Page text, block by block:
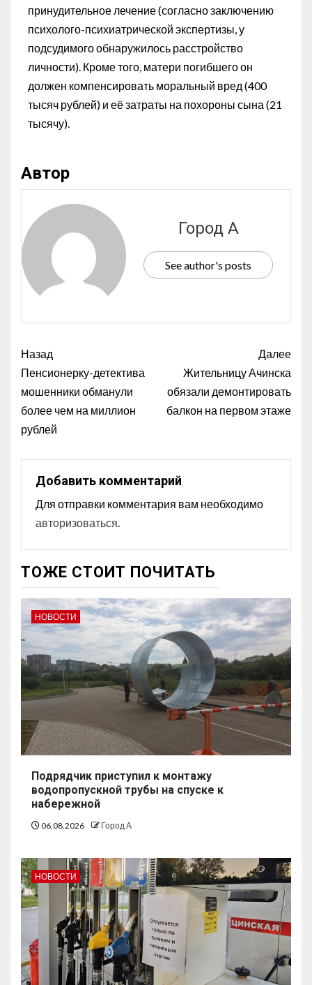
принудительное лечение (согласно заключению
психолого-психиатрической экспертизы, у
подсудимого обнаружилось расстройство
личности). Кроме того, матери погибшего он
должен компенсировать моральный вред (400
тысяч рублей) и её затраты на похороны сына (21
тысячу).
Автор
Город А
See author's posts
Назад
Пенсионерку-детектива
мошенники обманули
более чем на миллион
рублей
Далее
Жительницу Ачинска
обязали демонтировать
балкон на первом этаже
Добавить комментарий
Для отправки комментария вам необходимо
авторизоваться.
ТОЖЕ СТОИТ ПОЧИТАТЬ
НОВОСТИ
Подрядчик приступил к монтажу
водопропускной трубы на спуске к
набережной
06.08.2026 Город А
НОВОСТИ